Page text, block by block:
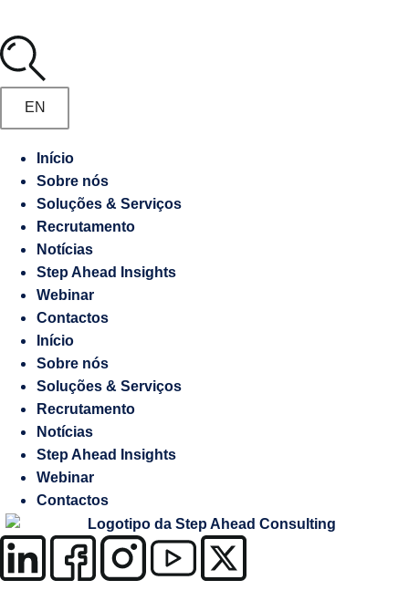
Recrutamento
Responsabilidade
socioambiental
Gestão
Contraordenações
de
Encargos
Salesforce
Soluções
à
medida
OutSystems
EN
Início
Sobre nós
Soluções & Serviços
Recrutamento
Notícias
Step Ahead Insights
Webinar
Contactos
Início
Sobre nós
Soluções & Serviços
Recrutamento
Notícias
Step Ahead Insights
Webinar
Contactos